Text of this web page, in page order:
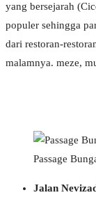
yang bersejarah
populer sehingga
dari restoran-
malamnya. meze,
Passage
Jalan